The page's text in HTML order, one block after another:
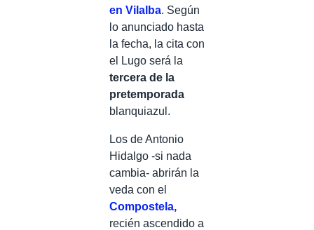
en Vilalba. Según
lo anunciado hasta
la fecha, la cita con
el Lugo será la
tercera de la
pretemporada
blanquiazul.
Los de Antonio
Hidalgo -si nada
cambia- abrirán la
veda con el
Compostela,
recién ascendido a